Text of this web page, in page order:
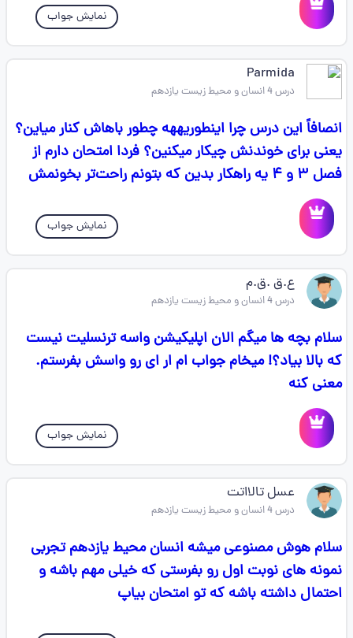
نمایش جواب
Parmida
درس 4 انسان و محیط زیست یازدهم
انصافاً این درس چرا اینطوریههه چطور باهاش کنار میاین؟
یعنی برای خوندنش چیکار میکنین؟ فردا امتحان دارم از
فصل ۳ و ۴ یه راهکار بدین که بتونم راحت‌تر بخونمش
نمایش جواب
ع.ق .ق.م
درس 4 انسان و محیط زیست یازدهم
سلام بچه ها میگم الان اپلیکیشن واسه ترنسلیت نیست
که بالا بیاد؟! میخام جواب ام ار ای رو واسش بفرستم.
معنی کنه
نمایش جواب
عسل تالااتت
درس 4 انسان و محیط زیست یازدهم
سلام هوش مصنوعی میشه انسان محیط یازدهم تجربی
نمونه های نوبت اول رو بفرستی که خیلی مهم باشه و
احتمال داشته باشه که تو امتحان بیاپ